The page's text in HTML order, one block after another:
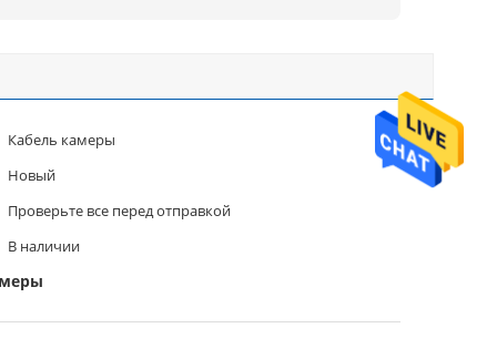
Кабель камеры
Новый
Проверьте все перед отправкой
В наличии